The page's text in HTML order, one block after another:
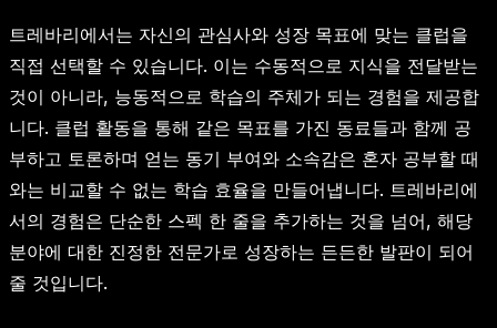
트레바리에서는 자신의 관심사와 성장 목표에 맞는 클럽을
직접 선택할 수 있습니다. 이는 수동적으로 지식을 전달받는
것이 아니라, 능동적으로 학습의 주체가 되는 경험을 제공합
니다. 클럽 활동을 통해 같은 목표를 가진 동료들과 함께 공
부하고 토론하며 얻는 동기 부여와 소속감은 혼자 공부할 때
와는 비교할 수 없는 학습 효율을 만들어냅니다. 트레바리에
서의 경험은 단순한 스펙 한 줄을 추가하는 것을 넘어, 해당
분야에 대한 진정한 전문가로 성장하는 든든한 발판이 되어
줄 것입니다.